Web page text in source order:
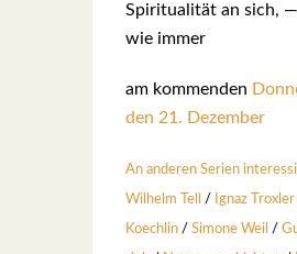
Spi­ri­tua­li­tät an sich,
wie immer
am kom­men­den
den 21. Dezem­ber
An ande­ren Seri­en
Wil­helm Tell
/ Ignaz Trox­ler
Koech­lin / Simo­ne Weil /